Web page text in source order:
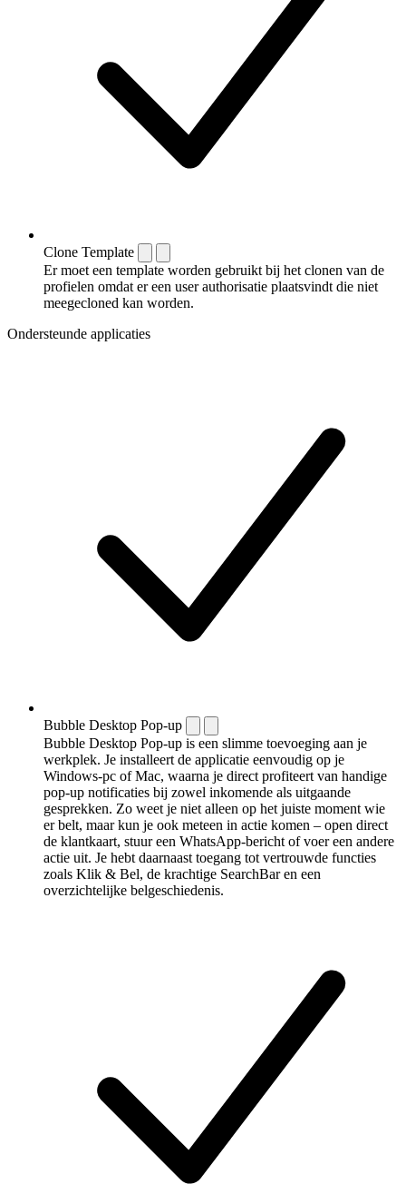
Clone Template
Er moet een template worden gebruikt bij het clonen van de
profielen omdat er een user authorisatie plaatsvindt die niet
meegecloned kan worden.
Ondersteunde applicaties
Bubble Desktop Pop-up
Bubble Desktop Pop-up is een slimme toevoeging aan je
werkplek. Je installeert de applicatie eenvoudig op je
Windows-pc of Mac, waarna je direct profiteert van handige
pop-up notificaties bij zowel inkomende als uitgaande
gesprekken. Zo weet je niet alleen op het juiste moment wie
er belt, maar kun je ook meteen in actie komen – open direct
de klantkaart, stuur een WhatsApp-bericht of voer een andere
actie uit. Je hebt daarnaast toegang tot vertrouwde functies
zoals Klik & Bel, de krachtige SearchBar en een
overzichtelijke belgeschiedenis.